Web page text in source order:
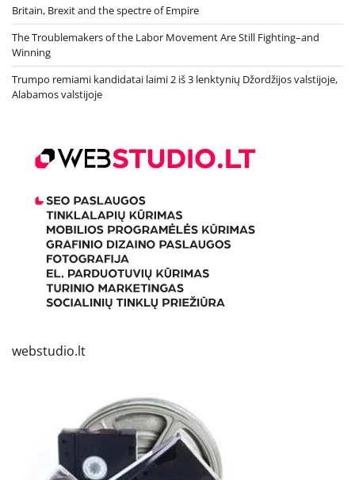
Britain, Brexit and the spectre of Empire
The Troublemakers of the Labor Movement Are Still Fighting–and
Winning
Trumpo remiami kandidatai laimi 2 iš 3 lenktynių Džordžijos valstijoje,
Alabamos valstijoje
webstudio.lt